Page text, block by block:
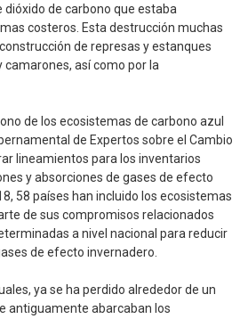
de carbono que estaba
costeros. Esta destrucción muchas
de represas y estanques
camarones, así como por la
de los ecosistemas de carbono azul
de Expertos sobre el Cambio
lineamientos para los inventarios
y absorciones de gases de efecto
58 países han incluido los ecosistemas
de sus compromisos relacionados
a nivel nacional para reducir
de efecto invernadero.
ya se ha perdido alrededor de un
antiguamente abarcaban los